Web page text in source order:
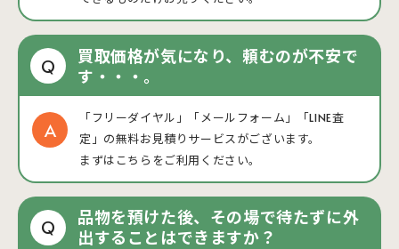
Q
買取価格が気になり、頼むのが不安で
す・・・。
「フリーダイヤル」「メールフォーム」「LINE査
定」の無料お見積りサービスがございます。
まずはこちらをご利用ください。
Q
品物を預けた後、その場で待たずに外
出することはできますか？